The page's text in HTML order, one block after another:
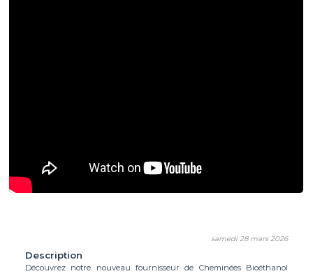
samedi 28 mars 2026
Description
Découvrez notre nouveau fournisseur de Cheminées Bioéthanol